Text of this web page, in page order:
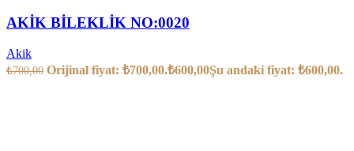
AKİK BİLEKLİK NO:0020
Akik
₺700,00 Orijinal fiyat: ₺700,00.₺600,00Şu andaki fiyat: ₺600,00.